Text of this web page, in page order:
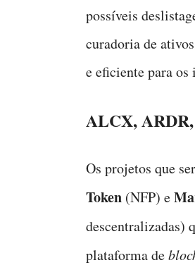
possíveis
curadoria de
e eficiente para os
ALCX, ARDR,
Os projetos que
Token (NFP) e
descentralizadas)
plataforma de